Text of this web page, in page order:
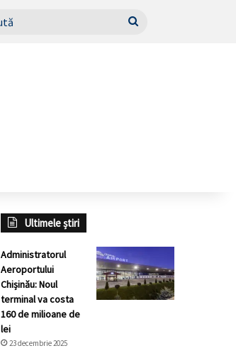
Caută
Ultimele știri
Administratorul
Aeroportului
Chișinău: Noul
terminal va costa
160 de milioane de
lei
23 decembrie 2025